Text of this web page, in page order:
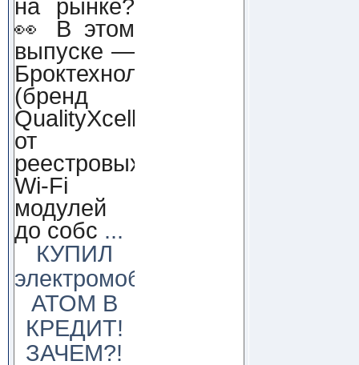
на рынке?
👀 В этом
выпуске —
Броктехнолоджи
(бренд
QualityXcellence):
от
реестровых
Wi-Fi
модулей
до собс ...
КУПИЛ
электромобиль
АТОМ В
КРЕДИТ!
ЗАЧЕМ?!